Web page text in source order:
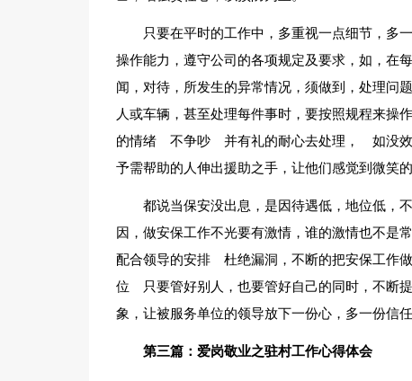
只要在平时的工作中，多重视一点细节，多
操作能力，遵守公司的各项规定及要求，如，在
闻，对待，所发生的异常情况，须做到，处理问
人或车辆，甚至处理每件事时，要按照规程来操
的情绪 不争吵 并有礼的耐心去处理， 如没效
予需帮助的人伸出援助之手，让他们感觉到微笑的
都说当保安没出息，是因待遇低，地位低，
因，做安保工作不光要有激情，谁的激情也不是
配合领导的安排 杜绝漏洞，不断的把安保工作
位 只要管好别人，也要管好自己的同时，不断
象，让被服务单位的领导放下一份心，多一份信任
第三篇：爱岗敬业之驻村工作心得体会